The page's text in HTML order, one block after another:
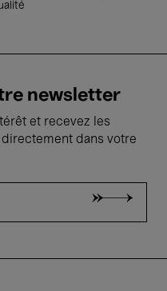
newsletter
et recevez les
dans votre